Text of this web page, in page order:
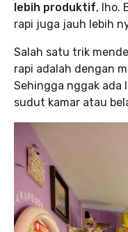
lebih produktif, lho.
rapi juga jauh lebih
Salah satu trik
rapi adalah dengan
Sehingga nggak ada
sudut kamar atau